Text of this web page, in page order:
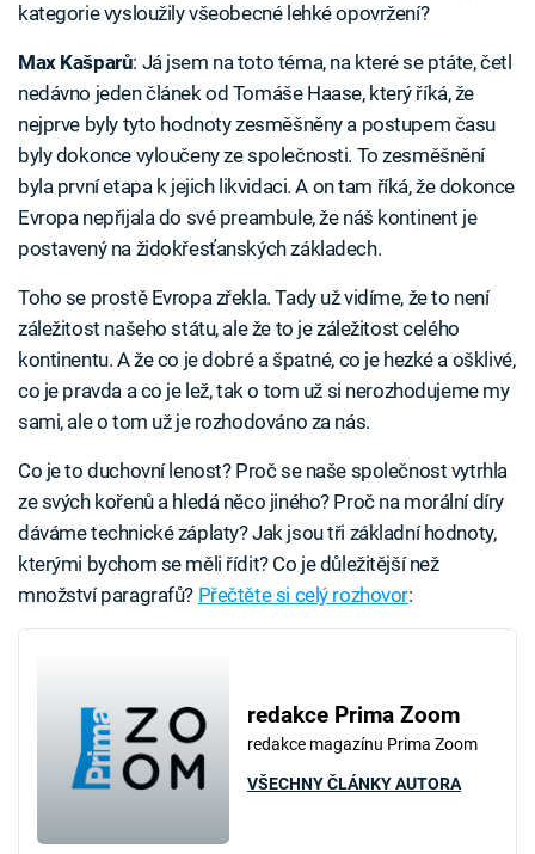
kategorie vysloužily všeobecné lehké opovržení?
Max Kašparů: Já jsem na toto téma, na které se ptáte, četl
nedávno jeden článek od Tomáše Haase, který říká, že
nejprve byly tyto hodnoty zesměšněny a postupem času
byly dokonce vyloučeny ze společnosti. To zesměšnění
byla první etapa k jejich likvidaci. A on tam říká, že dokonce
Evropa nepřijala do své preambule, že náš kontinent je
postavený na židokřesťanských základech.
Toho se prostě Evropa zřekla. Tady už vidíme, že to není
záležitost našeho státu, ale že to je záležitost celého
kontinentu. A že co je dobré a špatné, co je hezké a ošklivé,
co je pravda a co je lež, tak o tom už si nerozhodujeme my
sami, ale o tom už je rozhodováno za nás.
Co je to duchovní lenost? Proč se naše společnost vytrhla
ze svých kořenů a hledá něco jiného? Proč na morální díry
dáváme technické záplaty? Jak jsou tři základní hodnoty,
kterými bychom se měli řídit? Co je důležitější než
množství paragrafů? Přečtěte si celý rozhovor:
redakce Prima Zoom
redakce magazínu Prima Zoom
VŠECHNY ČLÁNKY AUTORA